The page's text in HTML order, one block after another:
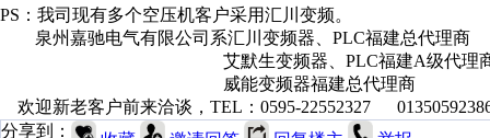
PS：我司现有多个空压机客户采用汇川变频。
泉州嘉驰电气有限公司系汇川变频器、PLC福建总代理商
艾默生变频器、PLC福建A级代理
威能变频器福建总代理商
欢迎新老客户前来洽谈，TEL：0595-22552327
分享到：